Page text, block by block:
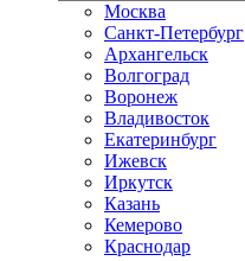
Москва
Санкт-Петербург
Архангельск
Волгоград
Воронеж
Владивосток
Екатеринбург
Ижевск
Иркутск
Казань
Кемерово
Краснодар